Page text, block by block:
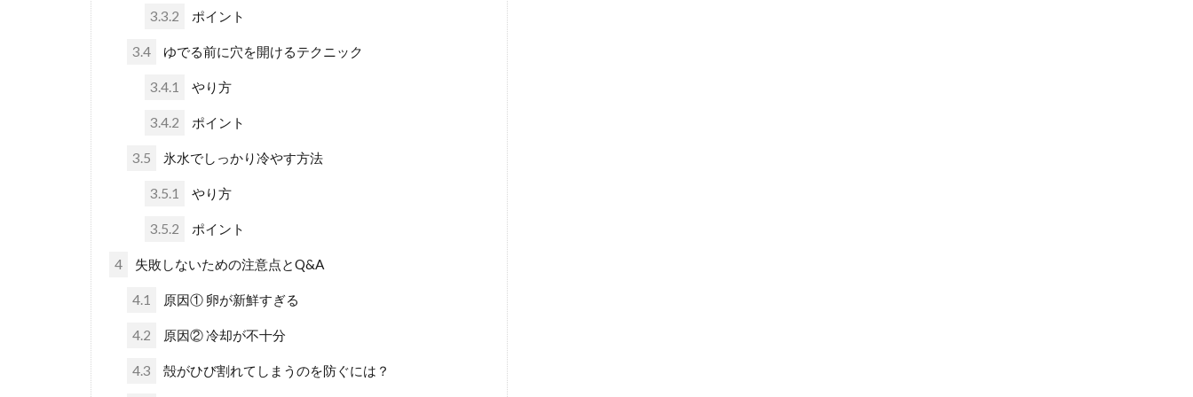
3.3.2 ポイント
3.4 ゆでる前に穴を開けるテクニック
3.4.1 やり方
3.4.2 ポイント
3.5 氷水でしっかり冷やす方法
3.5.1 やり方
3.5.2 ポイント
4 失敗しないための注意点とQ&A
4.1 原因① 卵が新鮮すぎる
4.2 原因② 冷却が不十分
4.3 殻がひび割れてしまうのを防ぐには？